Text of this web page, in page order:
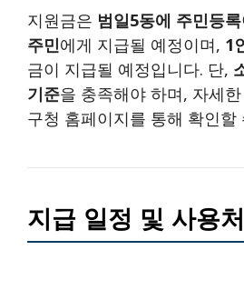
지원금은 범일5동에 주민등
주민에게 지급될 예정이며, 1
금이 지급될 예정입니다. 단,
기준을 충족해야 하며, 자세
구청 홈페이지를 통해 확인할
지급 일정 및 사용처